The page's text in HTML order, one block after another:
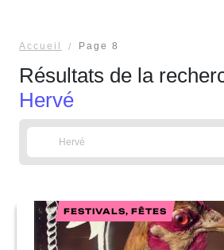
Accueil Page 8
Résultats de la
Hervé
FESTIVALS, FÊTES